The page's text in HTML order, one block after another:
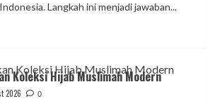
Langkah ini menjadi jawaban...
Koleksi Hijab Muslimah Modern
2026 0